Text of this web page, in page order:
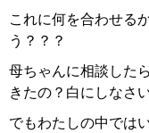
これに何を合わせる
う？？？
母ちゃんに相談した
きたの？白にしなさ
でもわたしの中では